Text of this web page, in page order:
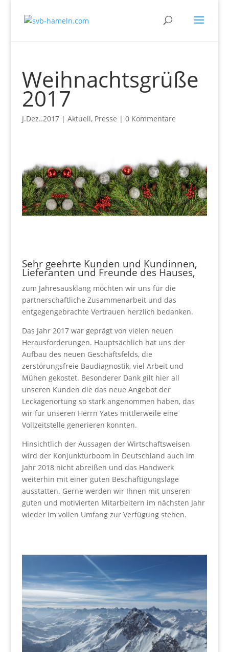
Weihnachtsgrüße
2017
J.Dez..2017| Aktuell, Presse | 0 Kommentare
Sehr geehrte Kunden und Kundinnen,
Lieferanten und Freunde des Hauses,
zum Jahresausklang möchten wir uns für die
partnerschaftliche Zusammenarbeit und das
entgegengebrachte Vertrauen herzlich bedanken.
Das Jahr 2017 war geprägt von vielen neuen
Herausforderungen. Hauptsächlich hat uns der
Aufbau des neuen Geschäftsfelds, die
zerstörungsfreie Baudiagnostik, viel Arbeit und
Mühen gekostet. Besonderer Dank gilt hier all
unseren Kunden die das neue Angebot der
Leckagenortung so stark angenommen haben, das
wir für unseren Herrn Yates mittlerweile eine
Vollzeitstelle generieren konnten.
Hinsichtlich der Aussagen der Wirtschaftsweisen
wird der Konjunkturboom in Deutschland auch im
Jahr 2018 nicht abreißen und das Handwerk
weiterhin mit einer guten Beschäftigungslage
ausstatten. Gerne werden wir Ihnen mit unseren
guten und motivierten Mitarbeitern im nächsten Jahr
wieder im vollen Umfang zur Verfügung stehen.